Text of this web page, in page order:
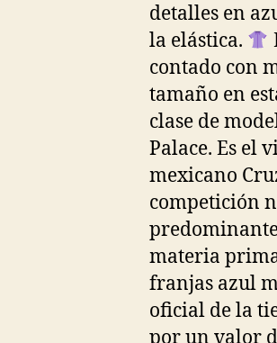
detalles en
la elástica.
contado con
tamaño en
clase de
Palace. Es el
mexicano
competición
materia
franjas azul
oficial de la
por un valor